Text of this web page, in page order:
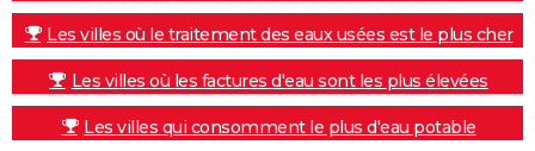
Les villes où le traitement des eaux usées est le plus cher
Les villes où les factures d'eau sont les plus élevées
Les villes qui consomment le plus d'eau potable